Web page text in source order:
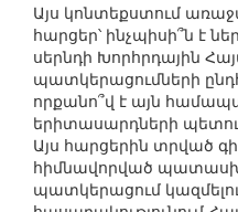
Այս կոնտեքստում
հարցեր՝ ինչպիսի՞ն է
սերնդի Խորհրդային
պատկերացումների
որքանո՞վ է այն
երիտասարդների
Այս հարցերին տրված
հիմնավորված
պատկերացում